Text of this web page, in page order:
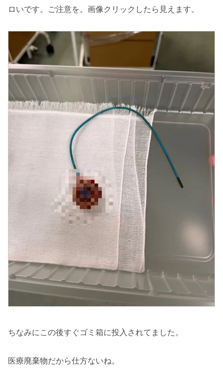
ロいです。ご注意を。画像クリックしたら見えます。
ちなみにこの後すぐゴミ箱に投入されてました。
医療廃棄物だから仕方ないね。